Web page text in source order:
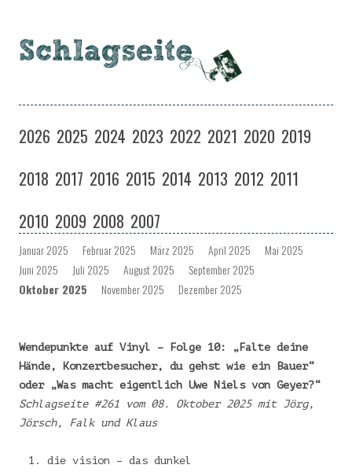
Zum
springen
2026 2025 2024 2023 2022 2021 2020 2019
2018 2017 2016 2015 2014 2013 2012 2011
2010 2009 2008 2007
Januar 2025 Februar 2025 März 2025 April 2025
Mai 2025
Juni 2025
Juli 2025 August 2025
September 2025
Oktober 2025
November 2025 Dezember 2025
Wendepunkte auf Vinyl – Folge 10: „Falte deine
Hände, Konzertbesucher, du gehst wie ein Bauer“
oder „Was macht eigentlich Uwe Niels von Geyer?“
Schlagseite #261 vom 08. Oktober 2025 mit Jörg,
Jörsch, Falk und Klaus
die vision – das dunkel